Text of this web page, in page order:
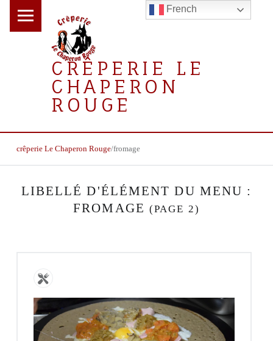
CRÊPERIE LE
CHAPERON
ROUGE
crêperie Le Chaperon Rouge/fromage
LIBELLÉ D'ÉLÉMENT DU MENU :
FROMAGE (PAGE 2)
French